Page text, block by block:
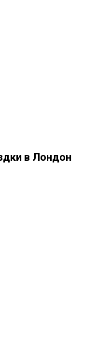
в Лондон